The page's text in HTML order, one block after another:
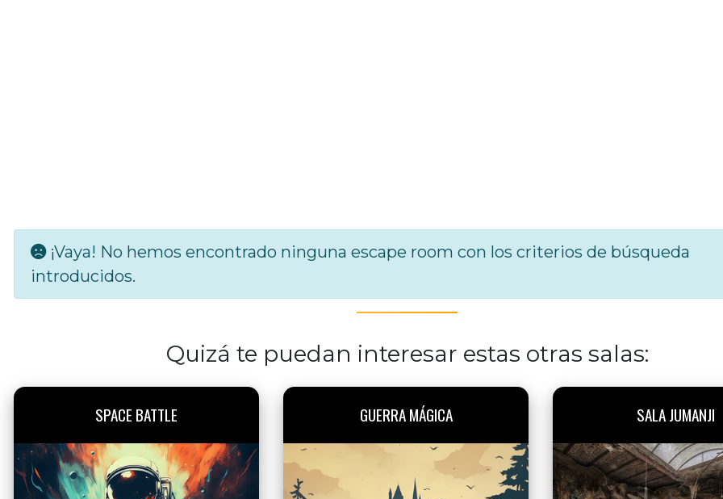
¡Vaya! No hemos encontrado ninguna escape room con los criterios de búsqueda
introducidos.
Quizá te puedan interesar estas otras salas:
SPACE BATTLE GUERRA MÁGICA SALA JUMANJI